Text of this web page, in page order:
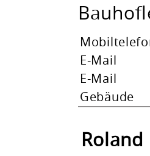
E-Mail
E-Mail
Gebäude
Roland